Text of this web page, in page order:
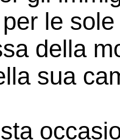
le
della
sua